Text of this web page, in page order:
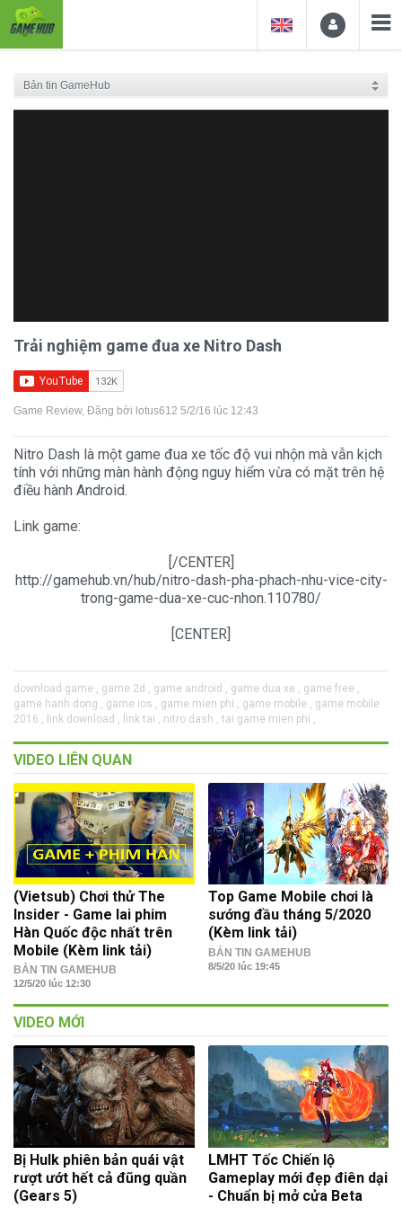
Trải nghiệm game đua xe Nitro Dash
Game Review, Đăng bởi lotus612 5/2/16 lúc 12:43
Nitro Dash là một game đua xe tốc độ vui nhộn mà vẫn kịch
tính với những màn hành động nguy hiểm vừa có mặt trên hệ
điều hành Android.
Link game:
[/CENTER]
http://gamehub.vn/hub/nitro-dash-pha-phach-nhu-vice-city-
trong-game-dua-xe-cuc-nhon.110780/
[CENTER]​
download game , game 2d , game android , game dua xe , game free ,
game hanh dong , game ios , game mien phi , game mobile , game mobile
2016 , link download , link tai , nitro dash , tai game mien phi ,
VIDEO LIÊN QUAN
(Vietsub) Chơi thử The
Insider - Game lai phim
Hàn Quốc độc nhất trên
Mobile (Kèm link tải)
BẢN TIN GAMEHUB
12/5/20 lúc 12:30
Top Game Mobile chơi là
sướng đầu tháng 5/2020
(Kèm link tải)
BẢN TIN GAMEHUB
8/5/20 lúc 19:45
VIDEO MỚI
Bị Hulk phiên bản quái vật
rượt ướt hết cả đũng quần
(Gears 5)
LMHT Tốc Chiến lộ
Gameplay mới đẹp điên dại
- Chuẩn bị mở cửa Beta